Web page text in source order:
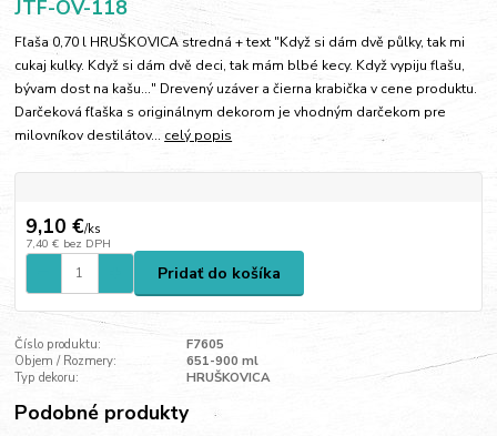
JTF-OV-118
Fľaša 0,70 l HRUŠKOVICA stredná + text "Když si dám dvě půlky, tak mi
cukaj kulky. Když si dám dvě deci, tak mám blbé kecy. Když vypiju flašu,
bývam dost na kašu..." Drevený uzáver a čierna krabička v cene produktu.
Darčeková fľaška s originálnym dekorom je vhodným darčekom pre
milovníkov destilátov... celý popis
9,10 €/ks
7,40 € bez DPH
Pridať do košíka
Číslo produktu:
F7605
Objem / Rozmery:
651-900 ml
Typ dekoru:
HRUŠKOVICA
Podobné produkty